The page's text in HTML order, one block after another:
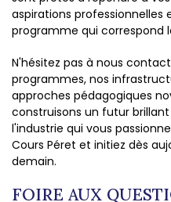
aspirations professionnelles
programme qui correspond
N'hésitez pas à nous
programmes, nos
approches pédagogiques
construisons un futur
l'industrie qui vous
Cours Péret et initiez dès
demain.
FOIRE AUX